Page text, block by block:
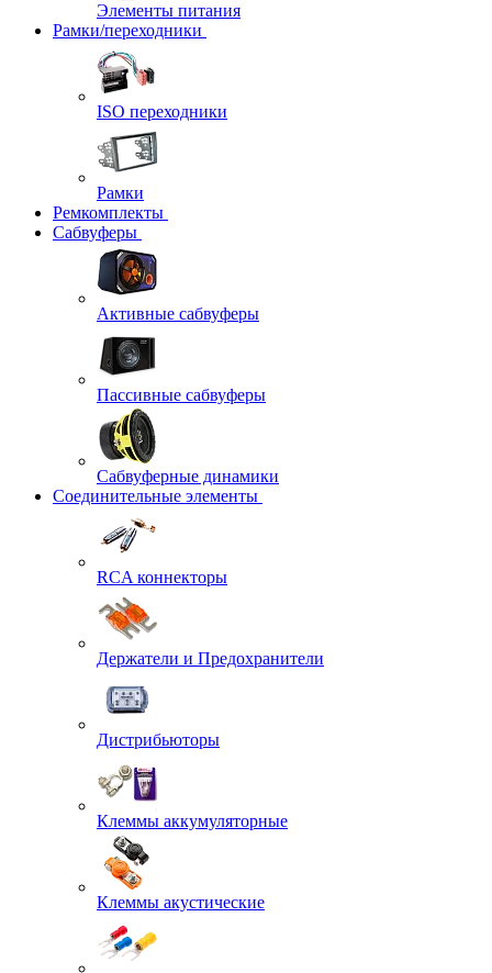
Элементы питания
Рамки/переходники
ISO переходники
Рамки
Ремкомплекты
Сабвуферы
Активные сабвуферы
Пассивные сабвуферы
Сабвуферные динамики
Соединительные элементы
RCA коннекторы
Держатели и Предохранители
Дистрибьюторы
Клеммы аккумуляторные
Клеммы акустические